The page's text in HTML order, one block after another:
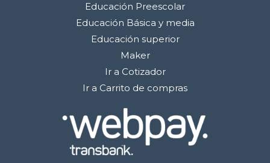
Educación Preescolar
Educación Básica y media
Educación superior
Maker
Ir a Cotizador
Ir a Carrito de compras